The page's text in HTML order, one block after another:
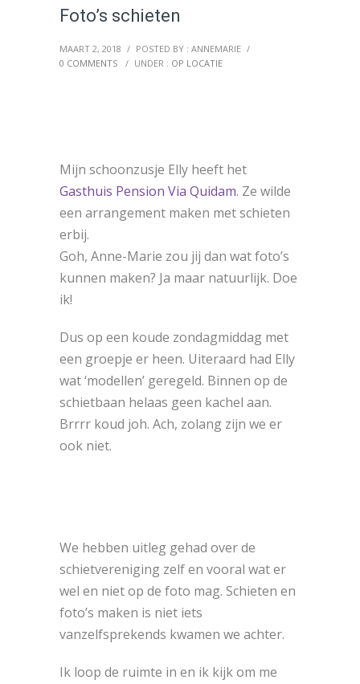
Foto’s schieten
MAART 2, 2018 / POSTED BY : ANNEMARIE /
0 COMMENTS
/ UNDER : OP LOCATIE
Mijn schoonzusje Elly heeft het
Gasthuis Pension Via Quidam. Ze wilde
een arrangement maken met schieten
erbij.
Goh, Anne-Marie zou jij dan wat foto’s
kunnen maken? Ja maar natuurlijk. Doe
ik!
Dus op een koude zondagmiddag met
een groepje er heen. Uiteraard had Elly
wat ‘modellen’ geregeld. Binnen op de
schietbaan helaas geen kachel aan.
Brrrr koud joh. Ach, zolang zijn we er
ook niet.
We hebben uitleg gehad over de
schietvereniging zelf en vooral wat er
wel en niet op de foto mag. Schieten en
foto’s maken is niet iets
vanzelfsprekends kwamen we achter.
Ik loop de ruimte in en ik kijk om me